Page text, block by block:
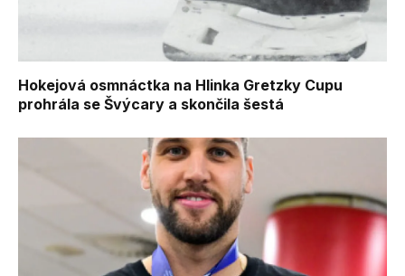
Hokejová osmnáctka na Hlinka Gretzky Cupu
prohrála se Švýcary a skončila šestá